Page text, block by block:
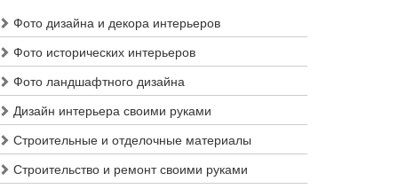
Фото дизайна и декора интерьеров
Фото исторических интерьеров
Фото ландшафтного дизайна
Дизайн интерьера своими руками
Строительные и отделочные материалы
Строительство и ремонт своими руками